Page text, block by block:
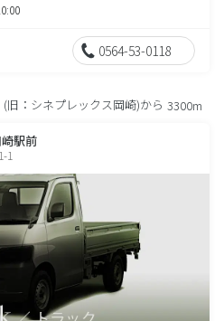
0564-53-0118
：シネプレックス岡崎)から 3300m
駅前
1